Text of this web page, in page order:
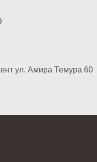
ул. Амира Темура 60